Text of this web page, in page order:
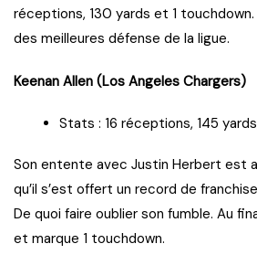
réceptions, 130 yards et 1
des meilleures défense de la ligue.
Keenan Allen (Los Angeles Chargers)
Stats : 16 réceptions, 145
Son entente avec Justin Herbert est
qu’il s’est offert un record de
De quoi faire oublier son fumble. Au
et marque 1 touchdown.